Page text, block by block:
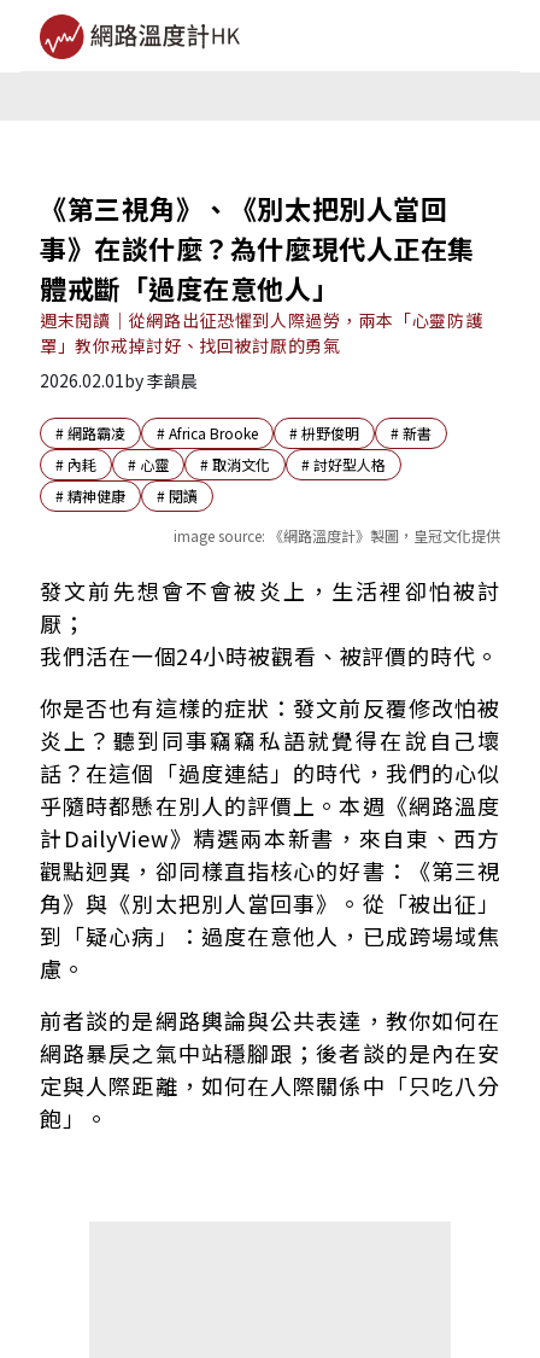
《第三視角》、《別太把別人當回
事》在談什麼？為什麼現代人正在集
體戒斷「過度在意他人」
週末閱讀｜從網路出征恐懼到人際過勞，兩本「心靈防護
罩」教你戒掉討好、找回被討厭的勇氣
2026.02.01by李韻晨
#網路霸凌 #Africa Brooke #枡野俊明 #新書
# 內耗 # 心靈 #取消文化 #討好型人格
#精神健康 #閱讀
image source: 《網路溫度計》製圖，皇冠文化提供
「過度在意他人」的兩種典型場域
30秒速讀：這兩本書能幫你解決什麼問題？
網友常見疑問FAQ
書籍資訊
發文前先想會不會被炎上，生活裡卻怕被討
厭；
我們活在一個24小時被觀看、被評價的時代。
你是否也有這樣的症狀：發文前反覆修改怕被
炎上？聽到同事竊竊私語就覺得在說自己壞
話？在這個「過度連結」的時代，我們的心似
乎隨時都懸在別人的評價上。本週《網路溫度
計DailyView》精選兩本新書，來自東、西方
觀點迥異，卻同樣直指核心的好書：《第三視
角》與《別太把別人當回事》。從「被出征」
到「疑心病」：過度在意他人，已成跨場域焦
慮。
前者談的是網路輿論與公共表達，教你如何在
網路暴戾之氣中站穩腳跟；後者談的是內在安
定與人際距離，如何在人際關係中「只吃八分
飽」。